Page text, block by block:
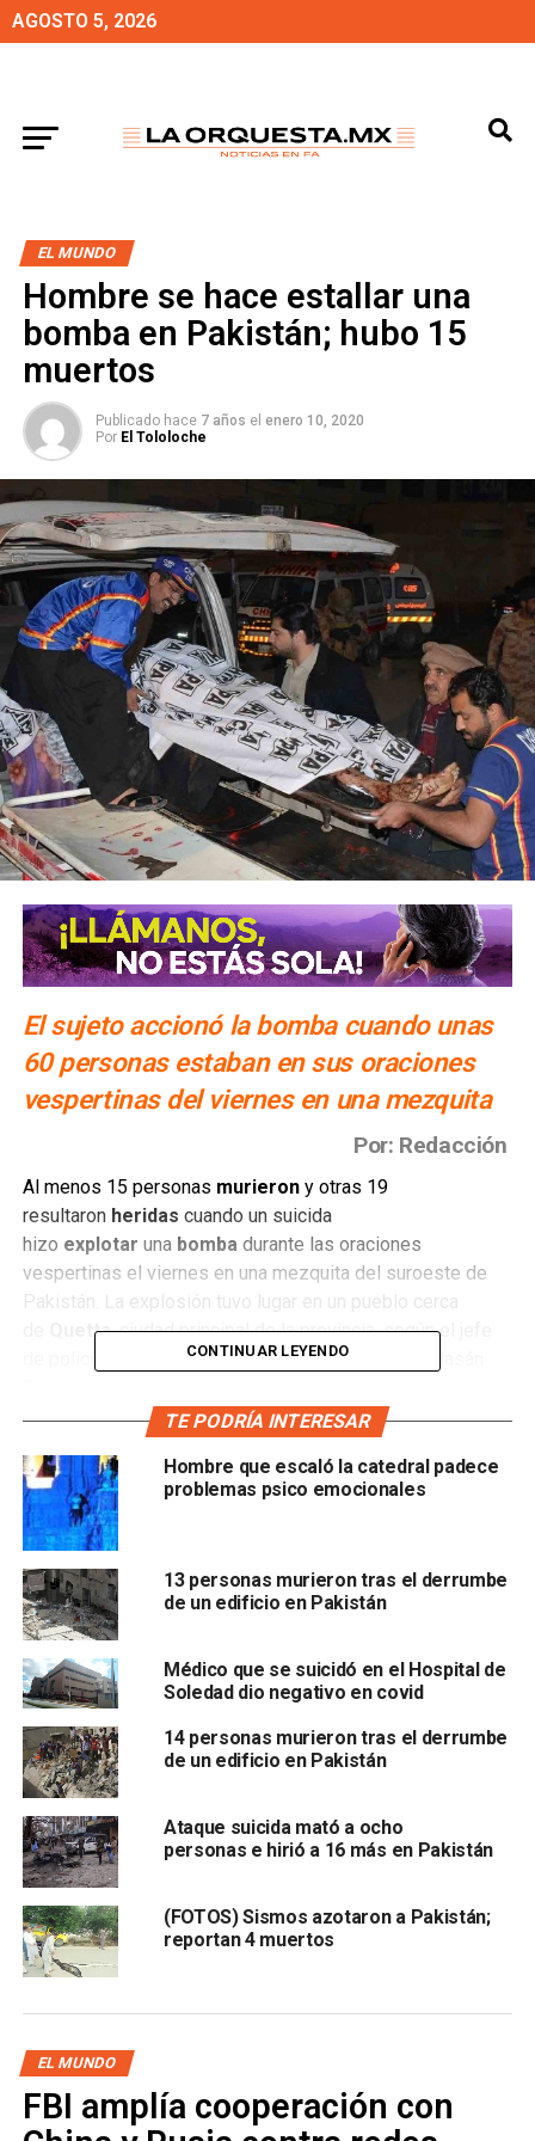
AGOSTO 5, 2026
EL MUNDO
Hombre se hace estallar una
bomba en Pakistán; hubo 15
muertos
Publicado hace 7 años el enero 10, 2020
Por El Tololoche
El sujeto accionó la bomba cuando unas
60 personas estaban en sus oraciones
vespertinas del viernes en una mezquita
Por: Redacción
Al menos 15 personas murieron y otras 19
resultaron heridas cuando un suicida
hizo explotar una bomba durante las oraciones
vespertinas el viernes en una mezquita del suroeste de
Pakistán. La explosión tuvo lugar en un pueblo cerca
Quetta, ciudad principal de la provincia, según el jefe
de policía de la provincia de Baluchistán, Mohsin Hasán
Fida Mohammad, quien asistía a las oraciones
vespertinas, dijo que unas 60 personas estaban presentes
en el momento del ataque a la mezquita, que está ubicada
en un área densamente poblada.
La explosión alcanzó la primera fila de fieles segundos
después de que la oración comenzó, aseguró a la AFP.
“Fue una poderosa explosión, la gente gritaba y corría de
aquí a allá -muchos resultaron heridos debido a la
El doctor Mohammad Waseem, del hospital Sandeman de
Quetta, confirmó que 15 personas murieron.
El jefe de la policía de la provincia de Baluchistan, Mohsin
Hassan Butt, también confirmó el balance de muertos.
“Diecinueve personas siguen recibiendo tratamiento
CONTINUAR LEYENDO
TE PODRÍA INTERESAR
Hombre que escaló la catedral padece
problemas psico emocionales
13 personas murieron tras el derrumbe
de un edificio en Pakistán
Médico que se suicidó en el Hospital de
Soledad dio negativo en covid
14 personas murieron tras el derrumbe
de un edificio en Pakistán
Ataque suicida mató a ocho
personas e hirió a 16 más en Pakistán
(FOTOS) Sismos azotaron a Pakistán;
reportan 4 muertos
EL MUNDO
FBI amplía cooperación con